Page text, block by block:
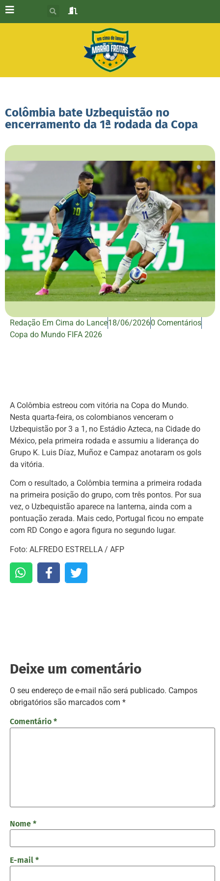
Colômbia bate Uzbequistão no
encerramento da 1ª rodada da Copa
Redação Em Cima do Lance18/06/20260 Comentários
Copa do Mundo FIFA 2026
A Colômbia estreou com vitória na Copa do Mundo.
Nesta quarta-feira, os colombianos venceram o
Uzbequistão por 3 a 1, no Estádio Azteca, na Cidade do
México, pela primeira rodada e assumiu a liderança do
Grupo K. Luis Díaz, Muñoz e Campaz anotaram os gols
da vitória.
Com o resultado, a Colômbia termina a primeira rodada
na primeira posição do grupo, com três pontos. Por sua
vez, o Uzbequistão aparece na lanterna, ainda com a
pontuação zerada. Mais cedo, Portugal ficou no empate
com RD Congo e agora figura no segundo lugar.
Foto: ALFREDO ESTRELLA / AFP
Deixe um comentário
O seu endereço de e-mail não será publicado. Campos
obrigatórios são marcados com *
Comentário *
Nome *
E-mail *